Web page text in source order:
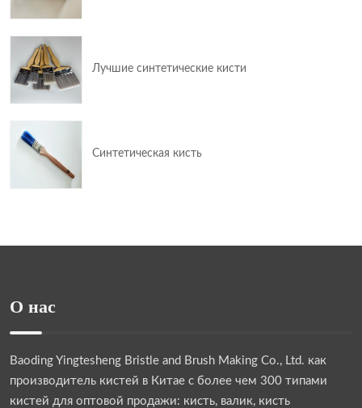
Лучшие синтетические кисти
Синтетическая кисть
О нас
Baoding Yingtesheng Bristle and Brush Making Co., Ltd. как
производитель кистей в Китае с более чем 300 типами
кистей для оптовой продажи: кисть, валик, кисть